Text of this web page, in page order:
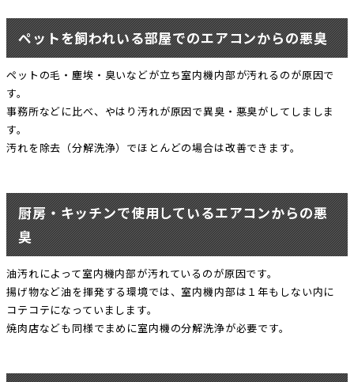
ペットを飼われいる部屋でのエアコンからの悪臭
ペットの毛・塵埃・臭いなどが立ち室内機内部が汚れるのが原因で
す。
事務所などに比べ、やはり汚れが原因で異臭・悪臭がしてしましま
す。
汚れを除去（分解洗浄）でほとんどの場合は改善できます。
厨房・キッチンで使用しているエアコンからの悪
臭
油汚れによって室内機内部が汚れているのが原因です。
揚げ物など油を揮発する環境では、室内機内部は１年もしない内に
コテコテになっていまします。
焼肉店なども同様でまめに室内機の分解洗浄が必要です。